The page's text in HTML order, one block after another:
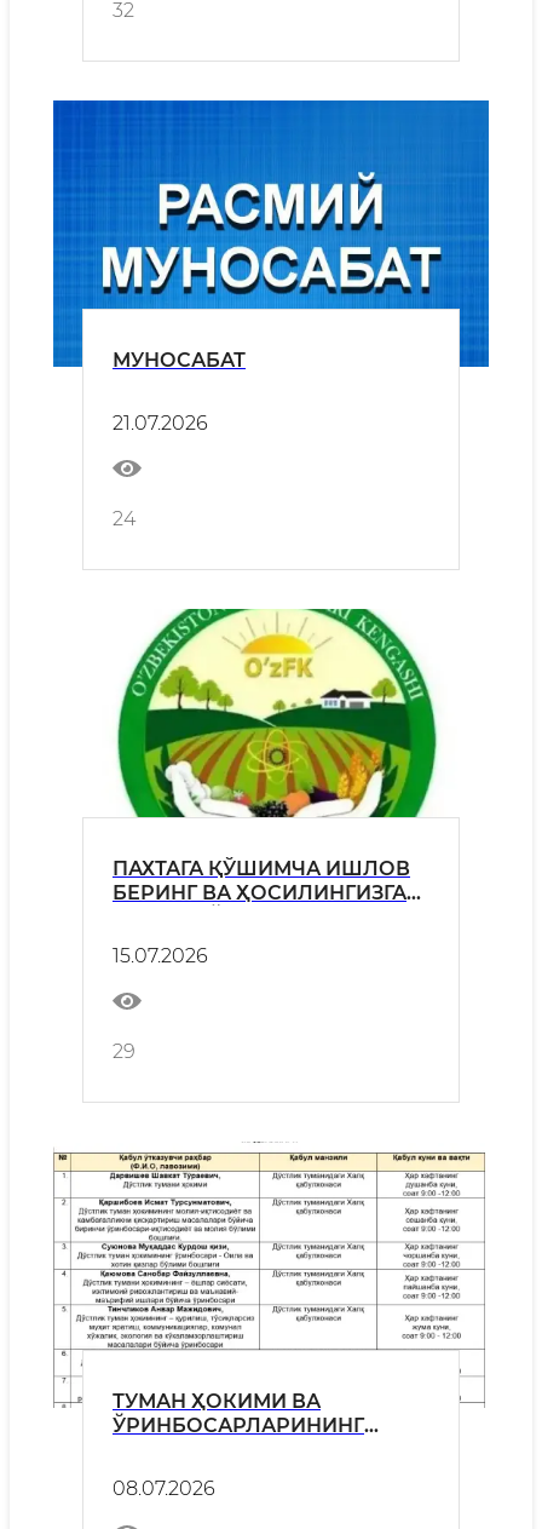
32
МУНОСАБАТ
21.07.2026
24
ПАХТАГА ҚЎШИМЧА ИШЛОВ
БЕРИНГ ВА ҲОСИЛИНГИЗГА
15.07.2026
29
ТУМАН ҲОКИМИ ВА
ЎРИНБОСАРЛАРИНИНГ
08.07.2026